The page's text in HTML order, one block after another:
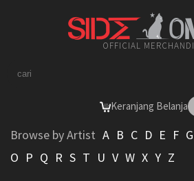
OFFICIAL
Keranjang Belanja
Browse by Artist A B C D E F G
O P Q R S T U V W X Y Z